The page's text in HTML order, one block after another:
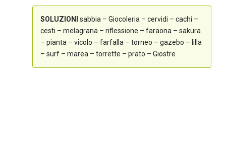
SOLUZIONI
sabbia – Giocoleria – cervidi – cachi –
cesti – melagrana – riflessione – faraona – sakura
– pianta – vicolo – farfalla – torneo – gazebo – lilla
– surf – marea – torrette – prato – Giostre